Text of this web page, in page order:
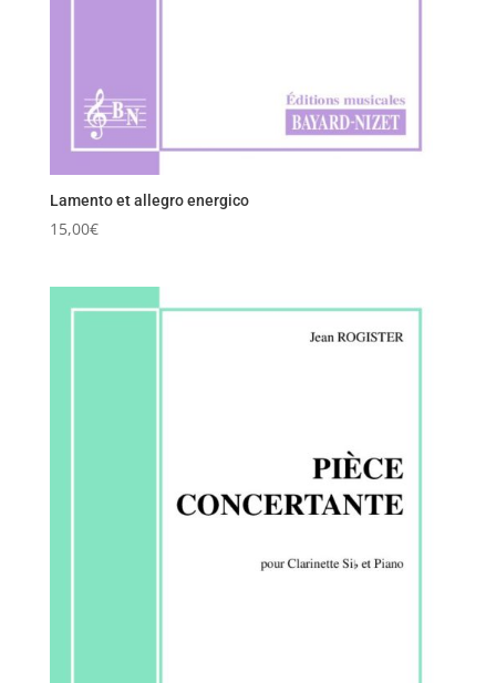
Lamento et allegro energico
15,00€